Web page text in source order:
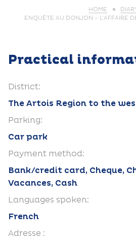
HOME
ENQUÊTE AU DONJON – L’AFFAIRE
Practical
District:
The Artois Region to the
Parking:
Car park
Payment method:
Bank/credit card, Cheque,
Vacances, Cash
Languages spoken:
French
Adresse :